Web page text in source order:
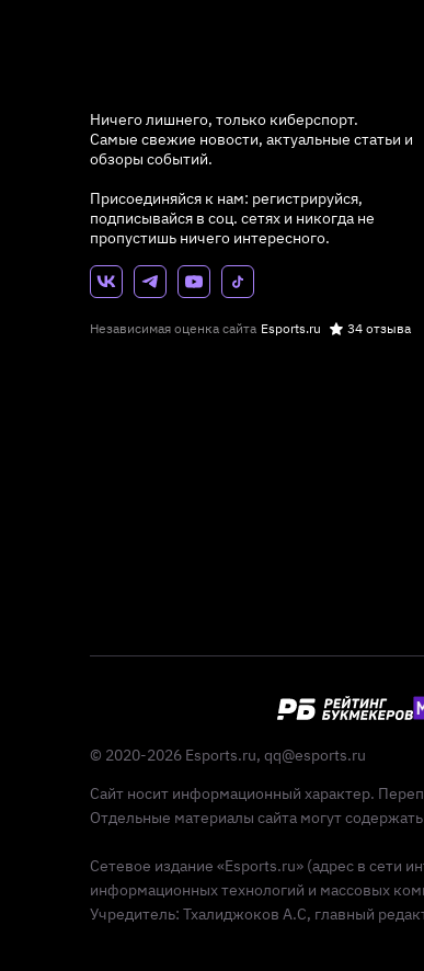
Ничего лишнего, только киберспорт.
Самые свежие новости, актуальные статьи и
обзоры событий.
Присоединяйся к нам: регистрируйся,
подписывайся в соц. сетях и никогда не
пропустишь ничего интересного.
Независимая оценка сайта Esports.ru 34 отзыва
© 2020-2026 Esports.ru, qq@esports.ru
Сайт носит информационный характер.
Отдельные материалы сайта могут
Сетевое издание «Esports.ru» (адрес в сети
информационных технологий и массовых
Учредитель: Тхалиджоков А.С, главный